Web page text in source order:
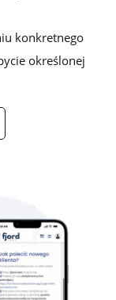
konkretnego
określonej